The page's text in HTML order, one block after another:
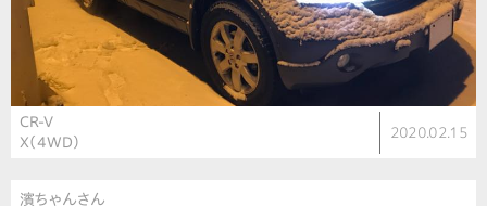
CR-V
X（4WD）
2020.02.15
濱ちゃんさん